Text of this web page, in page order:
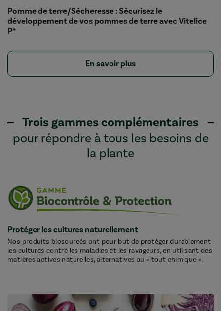
Pomme de terre/Sécheresse : Sécurisez le
développement de vos pommes de terre avec Vitelice
P*
En savoir plus
Trois gammes complémentaires
pour répondre à tous les besoins de
la plante
Protéger les cultures naturellement
Nos produits biosourcés ont pour but de protéger durablement
les cultures contre les maladies et les ravageurs, en utilisant des
matières actives naturelles, alternatives au « tout chimique ».